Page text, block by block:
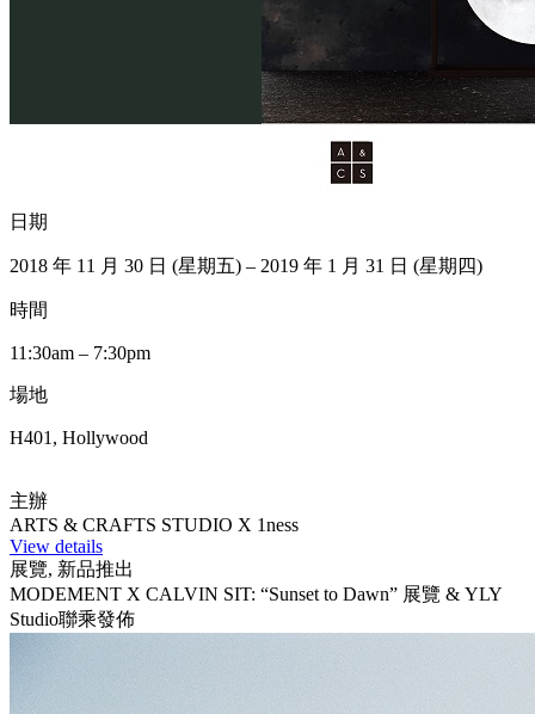
日期
2018 年 11 月 30 日 (星期五) – 2019 年 1 月 31 日 (星期四)
時間
11:30am – 7:30pm
場地
H401, Hollywood
主辦
ARTS & CRAFTS STUDIO X 1ness
View details
展覽, 新品推出
MODEMENT X CALVIN SIT: “Sunset to Dawn” 展覽 & YLY
Studio聯乘發佈